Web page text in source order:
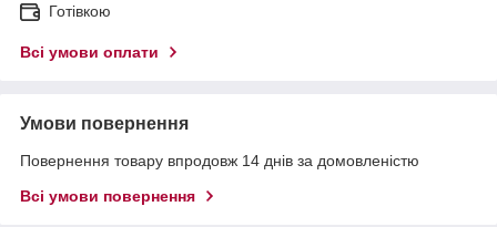
Готівкою
Всі умови оплати
Умови повернення
Повернення товару впродовж 14 днів за домовленістю
Всі умови повернення